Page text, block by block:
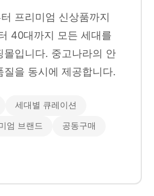
프리미엄 신상품까지
40대까지 모든 세대를
몰입니다. 중고나라의 안
질을 동시에 제공합니다.
세대별 큐레이션
엄 브랜드 공동구매